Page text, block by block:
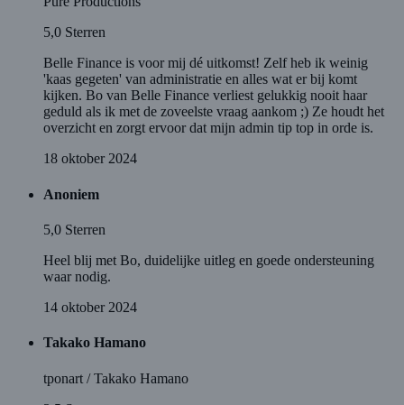
5,0 Sterren
Belle Finance is voor mij dé uitkomst! Zelf heb ik weinig
'kaas gegeten' van administratie en alles wat er bij komt
kijken. Bo van Belle Finance verliest gelukkig nooit haar
geduld als ik met de zoveelste vraag aankom ;) Ze houdt het
overzicht en zorgt ervoor dat mijn admin tip top in orde is.
18 oktober 2024
Anoniem
5,0 Sterren
Heel blij met Bo, duidelijke uitleg en goede ondersteuning
waar nodig.
14 oktober 2024
Takako Hamano
tponart / Takako Hamano